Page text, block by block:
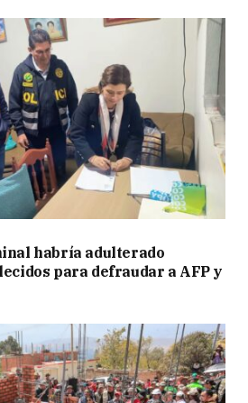
habría adulterado
para defraudar a AFP y